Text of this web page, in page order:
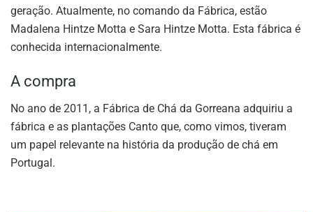
geração. Atualmente, no comando da Fábrica, estão
Madalena Hintze Motta e Sara Hintze Motta. Esta fábrica é
conhecida internacionalmente.
A compra
No ano de 2011, a Fábrica de Chá da Gorreana adquiriu a
fábrica e as plantações Canto que, como vimos, tiveram
um papel relevante na história da produção de chá em
Portugal.